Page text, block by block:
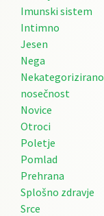
Imunski sistem
Intimno
Jesen
Nega
Nekategorizirano
nosečnost
Novice
Otroci
Poletje
Pomlad
Prehrana
Splošno zdravje
Srce